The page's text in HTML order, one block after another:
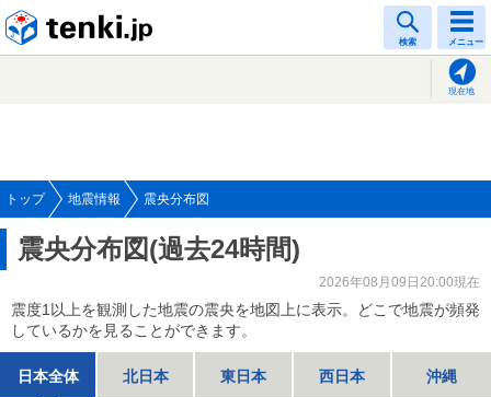
検索 メニュー
現在地
トップ 地震情報 震央分布図
震央分布図(過去24時間)
2026年08月09日20:00現在
震度1以上を観測した地震の震央を地図上に表示。どこで地震が頻発
しているかを見ることができます。
日本全体 北日本 東日本 西日本 沖縄